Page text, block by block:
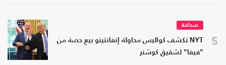
5
صحافة
NYT تكشف كواليس محاولة إنفانتينو بيع حصة من
"فيفا" لشقيق كوشنر